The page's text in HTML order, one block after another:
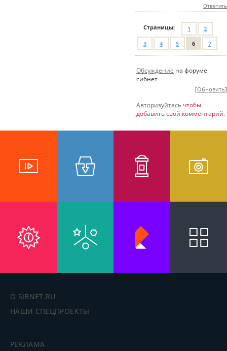
Ответить
Страницы: 1
2
3
4 5 6 7
Обсуждение на форуме
сибнет
[Обновить]
Авторизуйтесь чтобы
добавить свой комментарий.
О SIBNET.RU
НАШИ СПЕЦПРОЕКТЫ
РЕКЛАМА